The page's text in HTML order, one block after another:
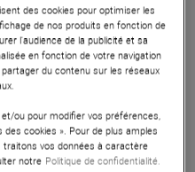
des cookies pour optimiser les
de nos produits en fonction de
l'audience de la publicité et sa
en fonction de votre navigation
du contenu sur les réseaux
ou pour modifier vos préférences,
cookies ». Pour de plus amples
vos données à caractère
notre Politique de confidentialité.